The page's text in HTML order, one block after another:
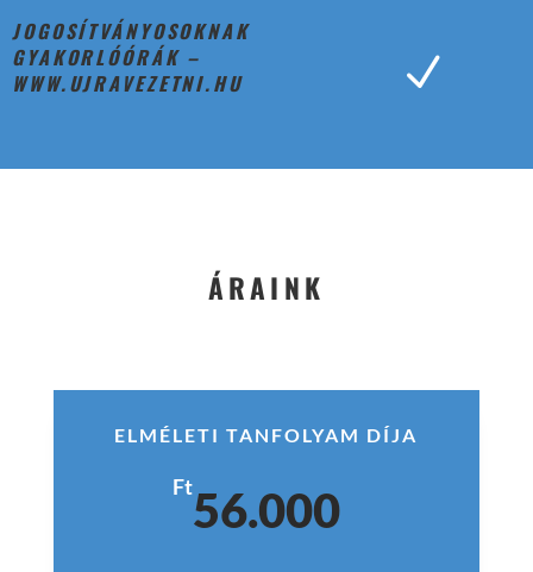
JOGOSÍTVÁNYOSOKNAK
GYAKORLÓÓRÁK –
WWW.UJRAVEZETNI.HU
N
ÁRAINK
ELMÉLETI TANFOLYAM DÍJA
Ft56.000